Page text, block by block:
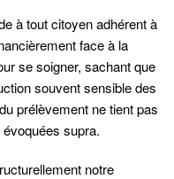
à tout citoyen adhérent à
face à la
se soigner, sachant que
souvent sensible des
prélèvement ne tient pas
supra.
notre